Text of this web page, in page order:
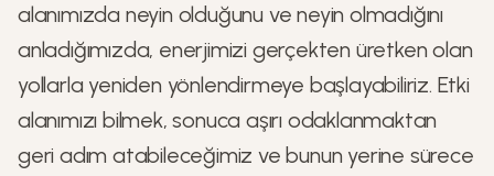
alanımızda neyin olduğunu ve neyin olmadığını
anladığımızda, enerjimizi gerçekten üretken olan
yollarla yeniden yönlendirmeye başlayabiliriz. Etki
alanımızı bilmek, sonuca aşırı odaklanmaktan
geri adım atabileceğimiz ve bunun yerine sürece